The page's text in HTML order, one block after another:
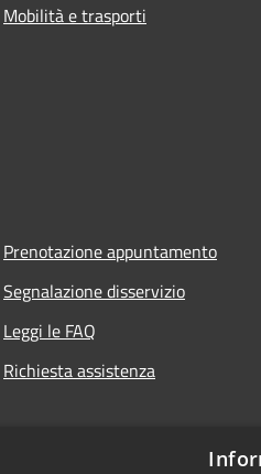
Mobilità e trasporti
Prenotazione appuntamento
Segnalazione disservizio
Leggi le FAQ
Richiesta assistenza